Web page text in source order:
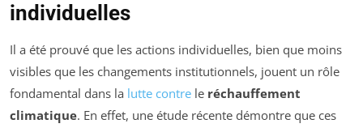
individuelles
Il a été prouvé que les actions individuelles, bien que moins
visibles que les changements institutionnels, jouent un rôle
fondamental dans la lutte contre le réchauffement
climatique. En effet, une étude récente démontre que ces